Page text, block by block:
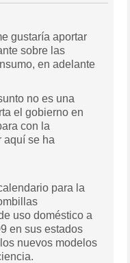
gustaría aportar
sobre las
en adelante
no es una
el gobierno en
con la
aquí se ha
para la
uso doméstico a
en sus estados
nuevos modelos